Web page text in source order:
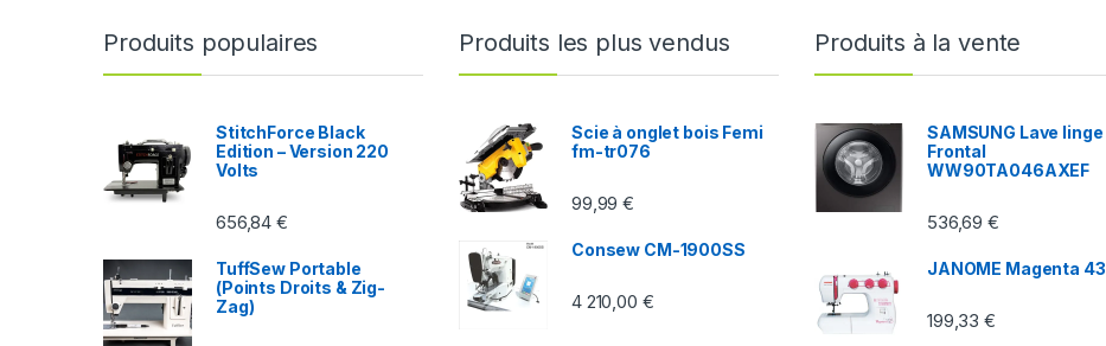
Produits populaires
StitchForce Black
Edition – Version 220
Volts
656,84€
TuffSew Portable
(Points Droits & Zig-
Zag)
Produits les plus vendus
Scie à onglet bois Femi
fm-tr076
99,99€
Consew CM-1900SS
4 210,00 €
Produits à la vente
SAMSUNG Lave linge
Frontal
WW90TA046AXEF
536,69€
JANOME Magenta 43
199,33€